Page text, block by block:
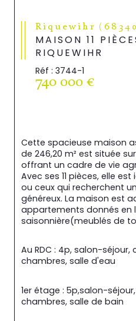
Riquewihr
MAISON 11
RIQUEWIHR
Réf : 3744-1
740 000 €
Cette spacieuse maison
de 246,20 m² est située
offrant un cadre de vie
Avec ses 11 pièces, elle
ou ceux qui recherchent
généreux. La maison est
appartements donnés en
saisonnière(meublés de
Au RDC : 4p, salon-séjour,
chambres, salle d'eau
1er étage : 5p,salon-
chambres, salle de bain